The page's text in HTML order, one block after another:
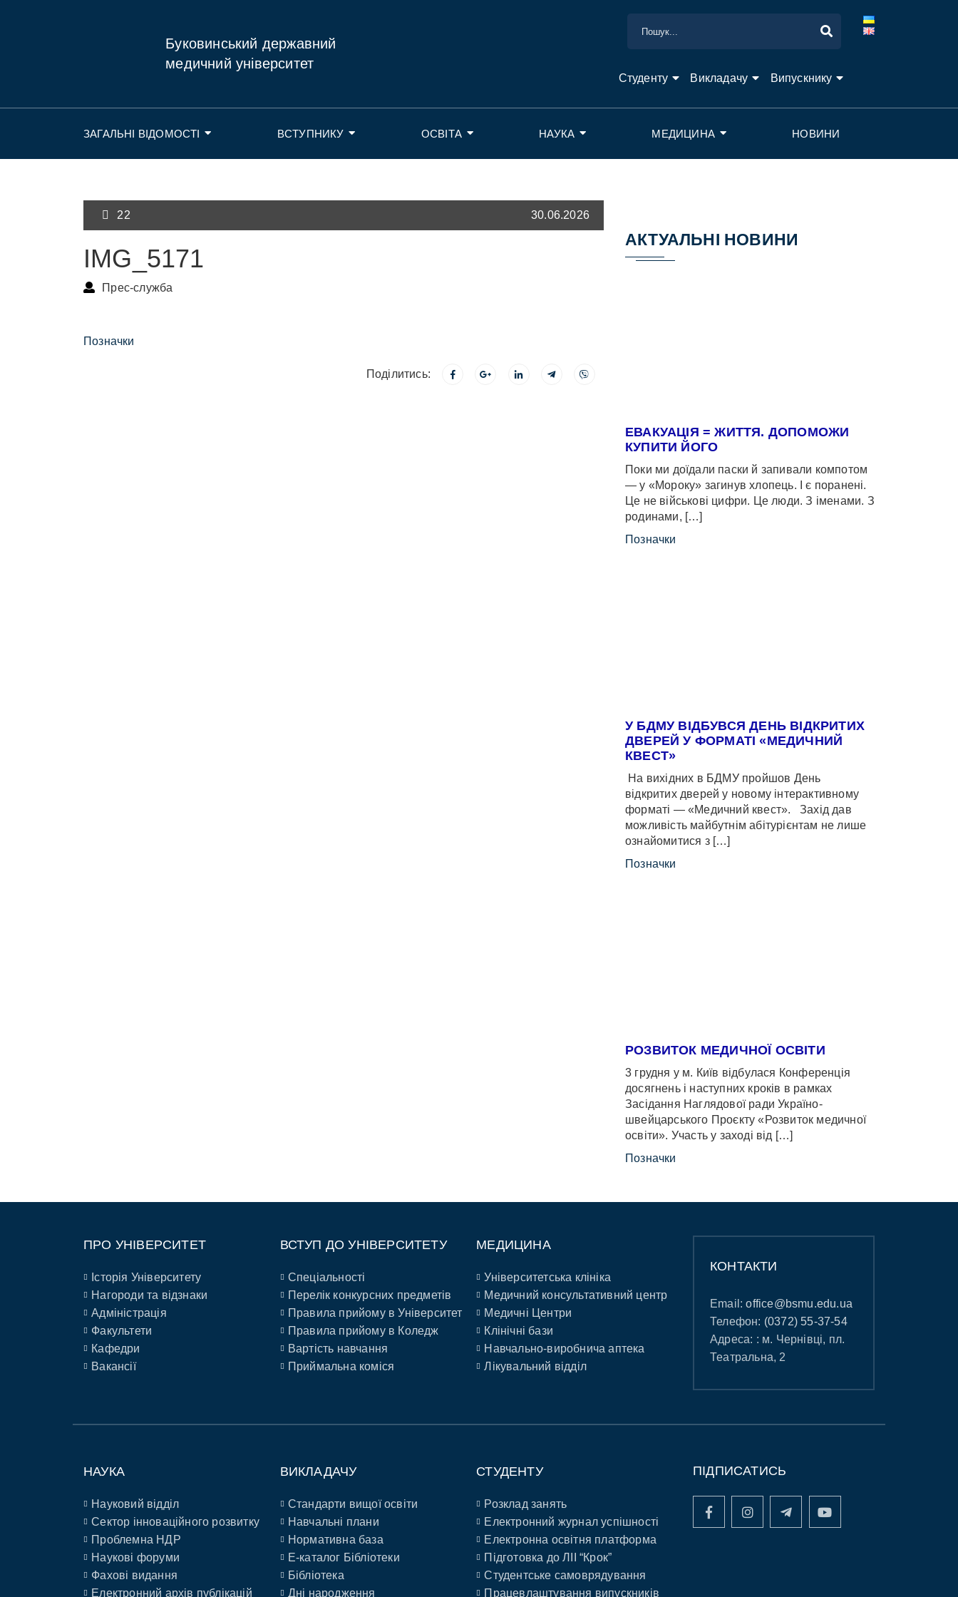
Буковинський державний
медичний університет
Студенту Викладачу Випускнику
ЗАГАЛЬНІ ВІДОМОСТІ ВСТУПНИКУ ОСВІТА НАУКА МЕДИЦИНА НОВИНИ
22 30.06.2026
IMG_5171
Прес-служба
Позначки
Поділитись:
АКТУАЛЬНІ НОВИНИ
ЕВАКУАЦІЯ = ЖИТТЯ. ДОПОМОЖИ
КУПИТИ ЙОГО
Поки ми доїдали паски й запивали компотом
— у «Мороку» загинув хлопець. І є поранені.
Це не військові цифри. Це люди. З іменами. З
родинами, […]
Позначки
У БДМУ ВІДБУВСЯ ДЕНЬ ВІДКРИТИХ
ДВЕРЕЙ У ФОРМАТІ «МЕДИЧНИЙ
КВЕСТ»
На вихідних в БДМУ пройшов День
відкритих дверей у новому інтерактивному
форматі — «Медичний квест». Захід дав
можливість майбутнім абітурієнтам не лише
ознайомитися з […]
Позначки
РОЗВИТОК МЕДИЧНОЇ ОСВІТИ
3 грудня у м. Київ відбулася Конференція
досягнень і наступних кроків в рамках
Засідання Наглядової ради Україно-
швейцарського Проєкту «Розвиток медичної
освіти». Участь у заході від […]
Позначки
ПРО УНІВЕРСИТЕТ
Історія Університету
Нагороди та відзнаки
Адміністрація
Факультети
Кафедри
Вакансії
ВСТУП ДО УНІВЕРСИТЕТУ
Спеціальності
Перелік конкурсних предметів
Правила прийому в Університет
Правила прийому в Коледж
Вартість навчання
Приймальна коміся
МЕДИЦИНА
Університетська клініка
Медичний консультативний центр
Медичні Центри
Клінічні бази
Навчально-виробнича аптека
Лікувальний відділ
КОНТАКТИ
Email:office@bsmu.edu.ua
Телефон: (0372) 55-37-54
Адреса: : м. Чернівці, пл.
Театральна, 2
НАУКА
Науковий відділ
Сектор інноваційного розвитку
Проблемна НДР
Наукові форуми
Фахові видання
Електронний архів публікацій
ВИКЛАДАЧУ
Стандарти вищої освіти
Навчальні плани
Нормативна база
E-каталог Бібліотеки
Бібліотека
Дні народження
СТУДЕНТУ
Розклад занять
Електронний журнал успішності
Електронна освітня платформа
Підготовка до ЛІІ “Крок”
Студентське самоврядування
Працевлаштування випускників
ПІДПИСАТИСЬ